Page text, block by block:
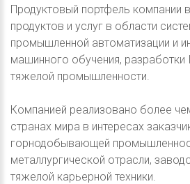
Продуктовый портфель компании
продуктов и услуг в области
промышленной автоматизации и
машинного обучения, разработки
тяжелой промышленности.
Компанией реализовано более
странах мира в интересах
горнодобывающей
металлургической отрасли,
тяжелой карьерной техники.